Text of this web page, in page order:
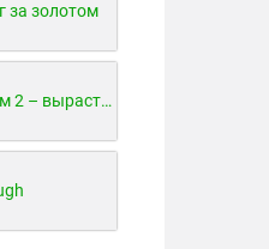
за золотом
Мой Говорящий Том 2 – вырасти и воспитай своего котенка